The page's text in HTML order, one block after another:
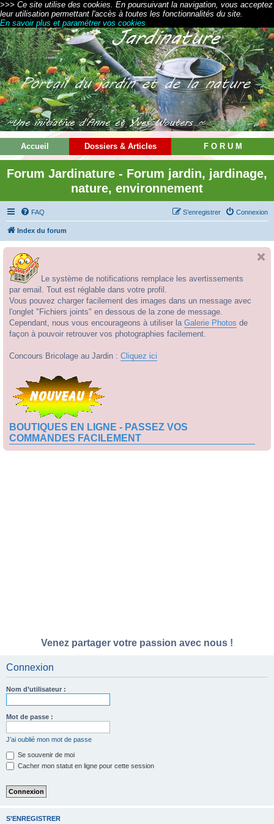
>>> Ce site utilise des cookies. En poursuivant la navigation, vous acceptez
leur utilisation permettant l'accès à toutes les fonctionnalités du site.
En savoir plus et paramétrer vos cookies
Accueil Dossiers & Articles F O R U M
Forum Jardinature - Forum jardin, jardinage,
nature, environnement
FAQ Connexion
S’enregistrer
Index du forum
Le système de notifications remplace les avertissements
par email. Tout est réglable dans votre profil.
Vous pouvez charger facilement des images dans un message avec
l'onglet "Fichiers joints" en dessous de la zone de message.
Cependant, nous vous encourageons à utiliser la Galerie Photos de
façon à pouvoir retrouver vos photographies facilement.
Concours Bricolage au Jardin : Cliquez ici
BOUTIQUES EN LIGNE - PASSEZ VOS
COMMANDES FACILEMENT
Venez partager votre passion avec nous !
Connexion
Nom d’utilisateur :
Mot de passe :
J’ai oublié mon mot de passe
Se souvenir de moi
Cacher mon statut en ligne pour cette session
S’ENREGISTRER